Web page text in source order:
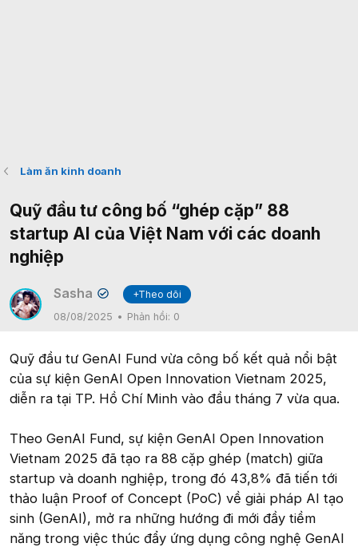
Làm ăn kinh doanh
Quỹ đầu tư công bố “ghép cặp” 88
startup AI của Việt Nam với các doanh
nghiệp
Sasha ✔
+Theo dõi
08/08/2025
Phản hồi: 0
Quỹ đầu tư GenAI Fund vừa công bố kết quả nổi bật
của sự kiện GenAI Open Innovation Vietnam 2025,
diễn ra tại TP. Hồ Chí Minh vào đầu tháng 7 vừa qua.
Theo GenAI Fund, sự kiện GenAI Open Innovation
Vietnam 2025 đã tạo ra 88 cặp ghép (match) giữa
startup và doanh nghiệp, trong đó 43,8% đã tiến tới
thảo luận Proof of Concept (PoC) về giải pháp AI tạo
sinh (GenAI), mở ra những hướng đi mới đầy tiềm
năng trong việc thúc đẩy ứng dụng công nghệ GenAI